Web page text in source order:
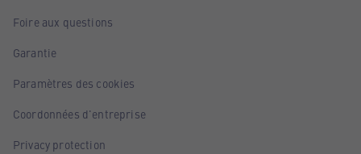
Foire aux questions
Garantie
Paramètres des cookies
Coordonnées d'entreprise
Privacy protection